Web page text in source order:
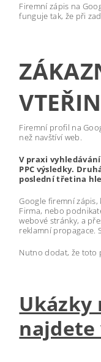
Firemní zápis na
funguje tak, že při
VTEŘIN
Firemní profil na
než navštíví web.
V praxi
PPC výsledky.
poslední třetina
Google firemní
Firma, nebo
webové stránky, a
reklamní propagace.
Nutno dodat, že toto
Ukázky
najdete